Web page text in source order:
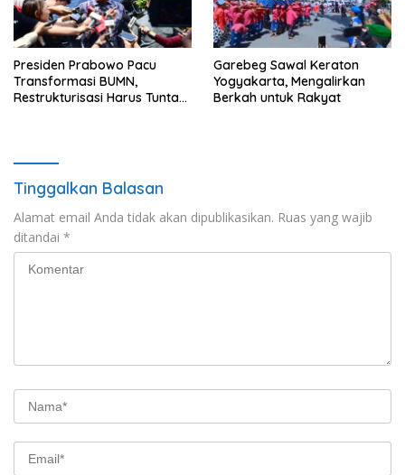
Presiden Prabowo Pacu
Transformasi BUMN,
Restrukturisasi Harus Tuntas
Garebeg Sawal Keraton
Yogyakarta, Mengalirkan
Berkah untuk Rakyat
Tinggalkan Balasan
Alamat email Anda tidak akan dipublikasikan. Ruas yang wajib
ditandai *